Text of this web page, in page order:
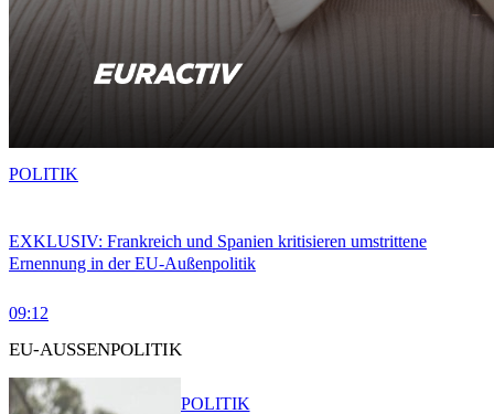
EXKLUSIV: Frankreich und Spanien kritisieren umstrittene
Ernennung in der EU-Außenpolitik
09:12
POLITIK
EU-AUSSENPOLITIK
POLITIK